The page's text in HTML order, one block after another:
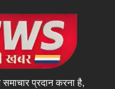
प्रदान करना है,